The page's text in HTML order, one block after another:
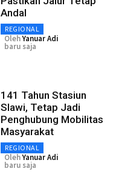
Andal
REGIONAL
OlehYanuar Adi
baru saja
141 Tahun Stasiun
Slawi, Tetap Jadi
Penghubung Mobilitas
Masyarakat
REGIONAL
OlehYanuar Adi
baru saja